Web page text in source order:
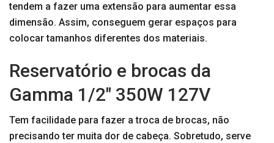
tendem a fazer uma extensão para aumentar essa
dimensão. Assim, conseguem gerar espaços para
colocar tamanhos diferentes dos materiais.
Reservatório e brocas da
Gamma 1/2″ 350W 127V
Tem facilidade para fazer a troca de brocas, não
precisando ter muita dor de cabeça. Sobretudo, serve